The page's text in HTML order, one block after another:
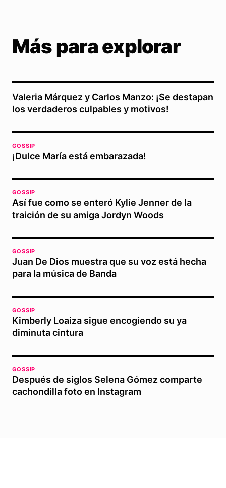
Más para explorar
Valeria Márquez y Carlos Manzo: ¡Se destapan
los verdaderos culpables y motivos!
GOSSIP
¡Dulce María está embarazada!
GOSSIP
Así fue como se enteró Kylie Jenner de la
traición de su amiga Jordyn Woods
GOSSIP
Juan De Dios muestra que su voz está hecha
para la música de Banda
GOSSIP
Kimberly Loaiza sigue encogiendo su ya
diminuta cintura
GOSSIP
Después de siglos Selena Gómez comparte
cachondilla foto en Instagram